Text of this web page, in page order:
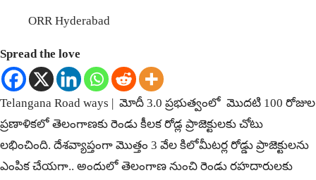
ORR Hyderabad
Spread the love
Telangana Road ways | మోదీ 3.0 ప్రభుత్వంలో మొదటి 100 రోజుల
ప్రణాళికలో తెలంగాణకు రెండు కీలక రోడ్ల ప్రాజెక్టులకు చోటు
లభించింది. దేశవ్యాప్తంగా మొత్తం 3 వేల కిలోమీటర్ల రోడ్డు ప్రాజెక్టులను
ఎంపిక చేయగా.. అందులో తెలంగాణ నుంచి రెండు రహదారులకు